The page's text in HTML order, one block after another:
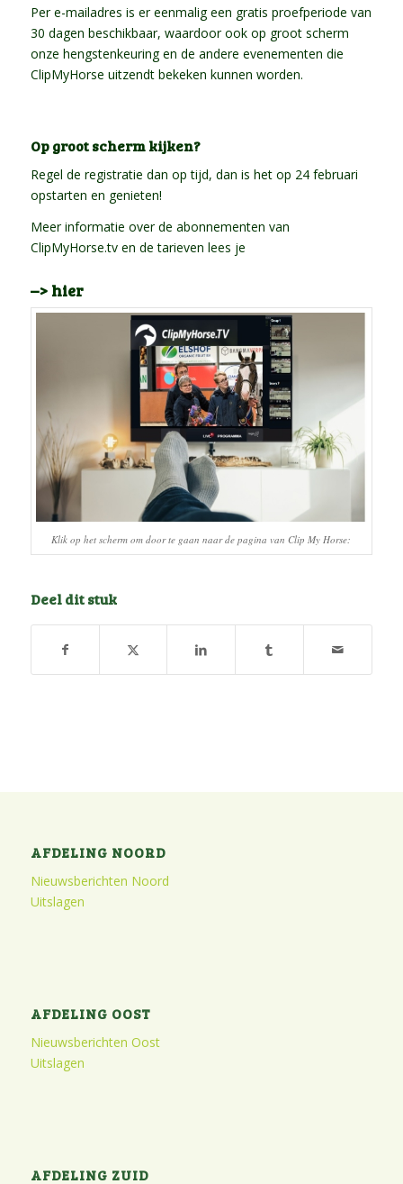
Per e-mailadres is er eenmalig een gratis proefperiode van
30 dagen beschikbaar, waardoor ook op groot scherm
onze hengstenkeuring en de andere evenementen die
ClipMyHorse uitzendt bekeken kunnen worden.
Op groot scherm kijken?
Regel de registratie dan op tijd, dan is het op 24 februari
opstarten en genieten!
Meer informatie over de abonnementen van
ClipMyHorse.tv en de tarieven lees je
–> hier
Klik op het scherm om door te gaan naar de pagina van Clip My Horse:
Deel dit stuk
AFDELING NOORD
Nieuwsberichten Noord
Uitslagen
AFDELING OOST
Nieuwsberichten Oost
Uitslagen
AFDELING ZUID